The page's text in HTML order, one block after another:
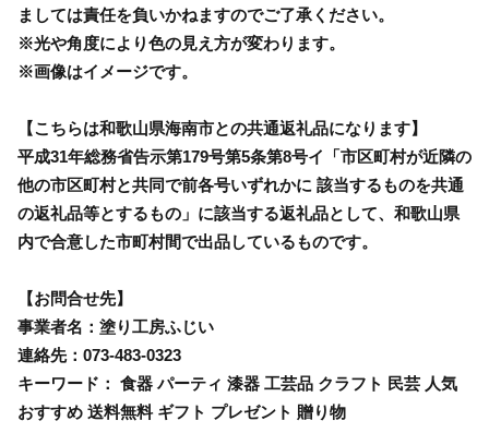
ましては責任を負いかねますのでご了承ください。
※光や角度により色の見え方が変わります。
※画像はイメージです。
【こちらは和歌山県海南市との共通返礼品になります】
平成31年総務省告示第179号第5条第8号イ「市区町村が近隣の
他の市区町村と共同で前各号いずれかに 該当するものを共通
の返礼品等とするもの」に該当する返礼品として、和歌山県
内で合意した市町村間で出品しているものです。
【お問合せ先】
事業者名：塗り工房ふじい
連絡先：073-483-0323
キーワード： 食器 パーティ 漆器 工芸品 クラフト 民芸 人気
おすすめ 送料無料 ギフト プレゼント 贈り物